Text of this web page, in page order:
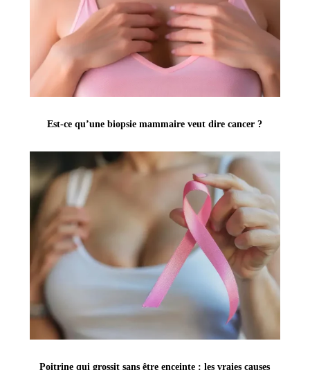
Est-ce qu’une biopsie mammaire veut dire cancer ?
Poitrine qui grossit sans être enceinte : les vraies causes